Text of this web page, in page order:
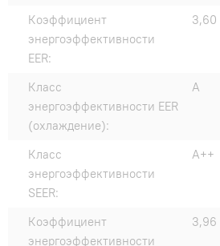
Коэффициент
энергоэффективности
EER:
3,60
Класс
энергоэффективности EER
(охлаждение):
A
Класс
энергоэффективности
SEER:
A++
Коэффициент
энергоэффективности
3,96